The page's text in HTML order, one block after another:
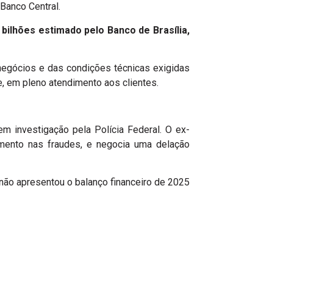
Central.
estimado pelo Banco de Brasília,
e das condições técnicas exigidas
em pleno atendimento aos clientes.
investigação pela Polícia Federal. O ex-
nas fraudes, e negocia uma delação
apresentou o balanço financeiro de 2025